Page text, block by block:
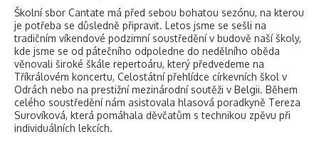
Školní sbor Cantate má před sebou bohatou sezónu, na kterou
je potřeba se důsledně připravit. Letos jsme se sešli na
tradičním víkendové podzimní soustředění v budově naší školy,
kde jsme se od pátečního odpoledne do nedělního oběda
věnovali široké škále repertoáru, který předvedeme na
Tříkrálovém koncertu, Celostátní přehlídce církevních škol v
Odrách nebo na prestižní mezinárodní soutěži v Belgii. Během
celého soustředění nám asistovala hlasová poradkyně Tereza
Surovíková, která pomáhala děvčatům s technikou zpěvu při
individuálních lekcích.